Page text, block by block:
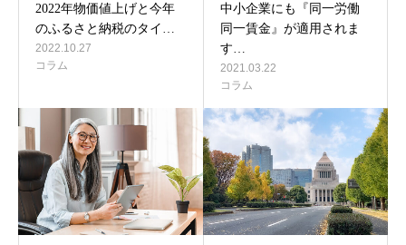
2022年物価値上げと今年
のふるさと納税のタイ…
2022.10.27
コラム
中小企業にも『同一労働
同一賃金』が適用されま
す…
2021.03.22
コラム